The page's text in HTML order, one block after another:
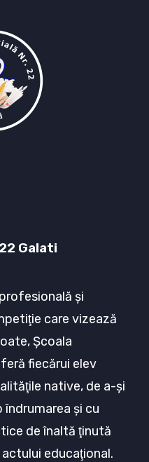
Galati
şi
care vizează
Şcoala
fiecărui elev
native, de a-şi
şi cu
de înaltă ţinută
educaţional.